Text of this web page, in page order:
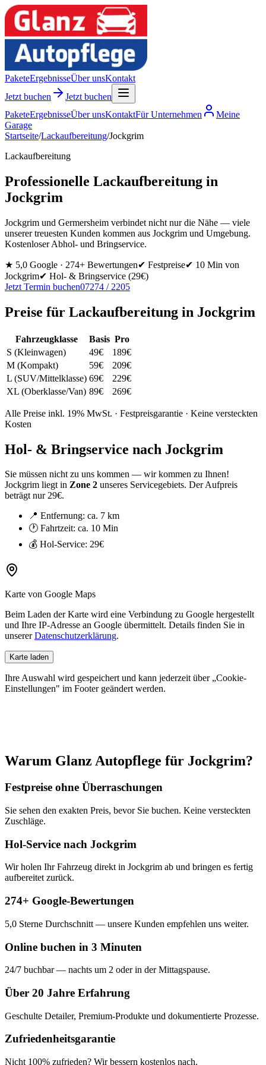
PaketeErgebnisseÜber unsKontakt
Jetzt buchen
Jetzt buchen
PaketeErgebnisseÜber unsKontaktFür Unternehmen
Meine
Garage
Startseite/Lackaufbereitung/Jockgrim
Lackaufbereitung
Professionelle Lackaufbereitung in
Jockgrim
Jockgrim und Germersheim verbindet nicht nur die Nähe — viele
unserer treuesten Kunden kommen aus Jockgrim und Umgebung.
Kostenloser Abhol- und Bringservice.
★ 5,0 Google · 274+ Bewertungen✔ Festpreise✔ 10 Min von
Jockgrim✔ Hol- & Bringservice (29€)
Jetzt Termin buchen07274 / 2205
Preise für Lackaufbereitung in Jockgrim
Fahrzeugklasse Basis Pro
S (Kleinwagen)
49€ 189€
M (Kompakt)
59€ 209€
L (SUV/Mittelklasse) 69€ 229€
XL (Oberklasse/Van) 89€ 269€
Alle Preise inkl. 19% MwSt. · Festpreisgarantie · Keine versteckten
Kosten
Hol- & Bringservice nach Jockgrim
Sie müssen nicht zu uns kommen — wir kommen zu Ihnen!
Jockgrim liegt in Zone 2 unseres Servicegebiets. Der Aufpreis
beträgt nur 29€.
📍 Entfernung: ca. 7 km
🕐 Fahrtzeit: ca. 10 Min
💰 Hol-Service: 29€
Karte von Google Maps
Beim Laden der Karte wird eine Verbindung zu Google hergestellt
und Ihre IP-Adresse an Google übermittelt. Details finden Sie in
unserer Datenschutzerklärung.
Karte laden
Ihre Auswahl wird gespeichert und kann jederzeit über „Cookie-
Einstellungen" im Footer geändert werden.
Warum Glanz Autopflege für Jockgrim?
Festpreise ohne Überraschungen
Sie sehen den exakten Preis, bevor Sie buchen. Keine versteckten
Zuschläge.
Hol-Service nach Jockgrim
Wir holen Ihr Fahrzeug direkt in Jockgrim ab und bringen es fertig
aufbereitet zurück.
274+ Google-Bewertungen
5,0 Sterne Durchschnitt — unsere Kunden empfehlen uns weiter.
Online buchen in 3 Minuten
24/7 buchbar — nachts um 2 oder in der Mittagspause.
Über 20 Jahre Erfahrung
Geschulte Detailer, Premium-Produkte und dokumentierte Prozesse.
Zufriedenheitsgarantie
Nicht 100% zufrieden? Wir bessern kostenlos nach.